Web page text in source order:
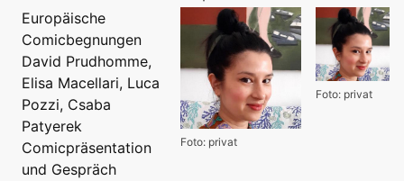
Foto: privat
Foto: privat
Europäische
Comicbegnungen
David Prudhomme,
Elisa Macellari, Luca
Pozzi, Csaba
Patyerek
Comicpräsentation
und Gespräch